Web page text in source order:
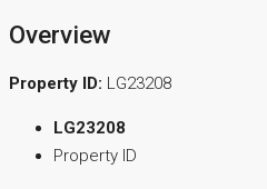
Overview
Property ID: LG23208
LG23208
Property ID